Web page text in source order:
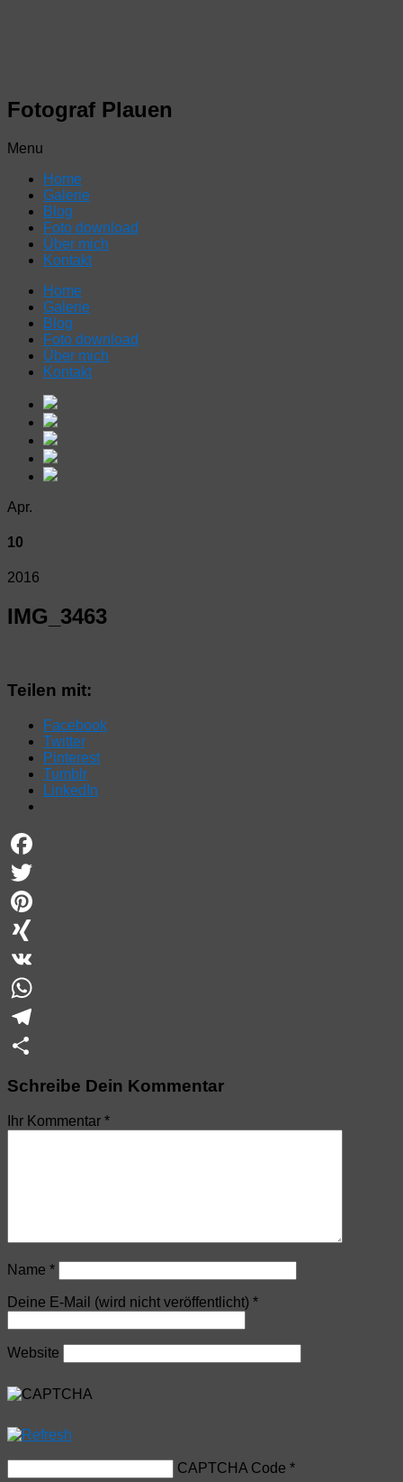
Fotograf Plauen
Menu
Home
Galerie
Blog
Foto download
Über mich
Kontakt
Home
Galerie
Blog
Foto download
Über mich
Kontakt
Apr.
10
2016
IMG_3463
Teilen mit:
Facebook
Twitter
Pinterest
Tumblr
LinkedIn
Facebook
Twitter
Pinterest
XING
VK
WhatsApp
Telegram
Schreibe Dein Kommentar
Ihr Kommentar *
Name *
Deine E-Mail (wird nicht veröffentlicht) *
Website
CAPTCHA Code *